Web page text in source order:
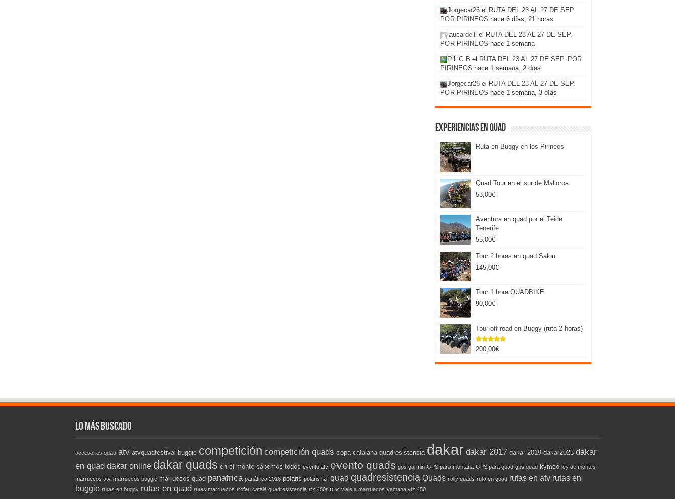
Jorgecar26 el RUTA DEL 23 AL 27 DE SEP.
POR PIRINEOS hace 6 días, 21 horas
laucardelli el RUTA DEL 23 AL 27 DE SEP.
POR PIRINEOS hace 1 semana
Pili G B el RUTA DEL 23 AL 27 DE SEP. POR
PIRINEOS hace 1 semana, 2 días
Jorgecar26 el RUTA DEL 23 AL 27 DE SEP.
POR PIRINEOS hace 1 semana, 3 días
Experiencias en Quad
Ruta en Buggy en los Pirineos
Quad Tour en el sur de Mallorca
53,00€
Aventura en quad por el Teide
Tenerife
55,00€
Tour 2 horas en quad Salou
145,00€
Tour 1 hora QUADBIKE
90,00€
Tour off-road en Buggy (ruta 2 horas)
Valorado
de 5
200,00€
Lo más buscado
accesorios quad atv atvquadfestival buggie competición competición quads copa catalana quadresistencia dakar dakar 2017 dakar 2019 dakar2023 dakar
en quad dakar online dakar quads en el monte cabemos todos evento atv evento quads gps garmin GPS para montaña GPS para quad gps quad kymco ley de montes
marruecos atv marruecos buggie marruecos quad panafrica panáfrica 2016 polaris polaris rzr quad quadresistencia Quads rally quads ruta en quad rutas en atv rutas en
buggie rutas en buggy rutas en quad rutas marruecos trofeu català quadresistencia trx 450r utv viaje a marruecos yamaha yfz 450